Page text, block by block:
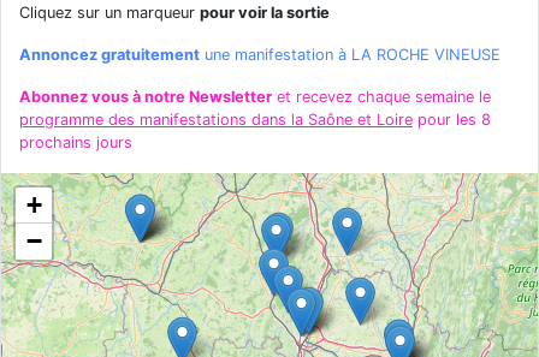
Cliquez sur un marqueur pour voir la sortie
Annoncez gratuitement une manifestation à LA ROCHE VINEUSE
Abonnez vous à notre Newsletter et recevez chaque semaine le
programme des manifestations dans la Saône et Loire pour les 8
prochains jours
+
−